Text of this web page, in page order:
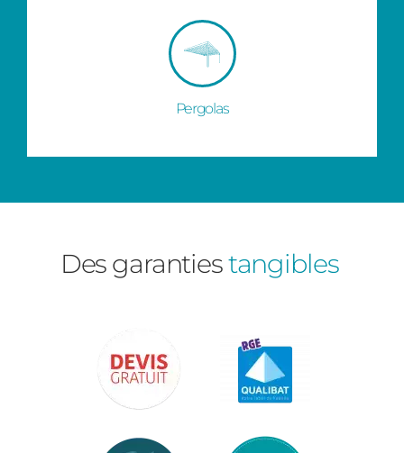
Pergolas
Des garantiestangibles